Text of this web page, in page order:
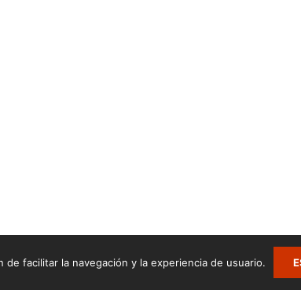
facilitar la navegación y la experiencia de usuario.